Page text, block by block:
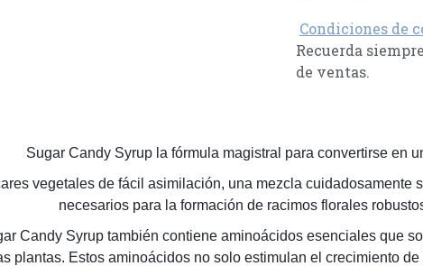
Condiciones de
Recuerda
de ventas.
Sugar Candy Syrup la fórmula magistral para convertirse en
vegetales de fácil asimilación, una mezcla
necesarios para la formación de racimos florales
Candy Syrup también contiene aminoácidos esenciales que
plantas. Estos aminoácidos no solo estimulan el crecimiento